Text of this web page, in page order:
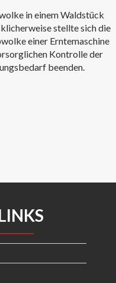
in einem Waldstück
stellte sich die
einer Erntemaschine
Kontrolle der
beenden.